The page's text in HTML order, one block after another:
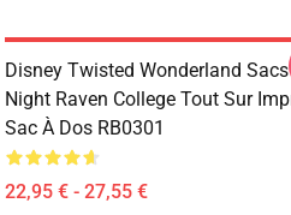
Disney Twisted Wonderland Sacs
Night Raven College Tout Sur
Sac À Dos RB0301
22,95 € - 27,55 €